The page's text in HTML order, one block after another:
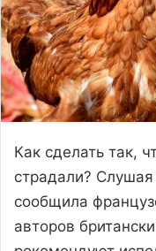
Как сделать так,
страдали?
сообщила
авторов